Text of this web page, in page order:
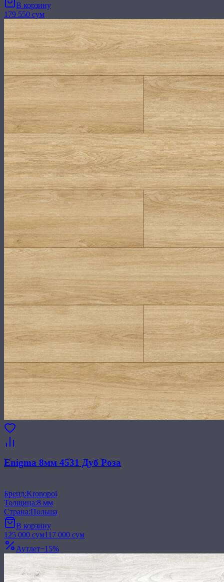
В корзину
179 550 сум
Enigma 8мм 4531 Дуб Роза
Бренд:Kronopol
Толщина:8 мм
Страна:Польша
В корзину
125 000 сум117 000 сум
Аутлет−15%